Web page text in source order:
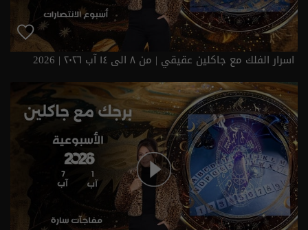
اسرار الفلك مع جاكلين عقيقي | من ٨ الى ١٤ آب ٢٠٢٦ | 2026